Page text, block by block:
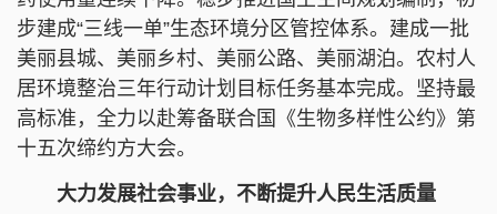
步建成“三线一单”生态环境分区管控体系。建成一批
美丽县城、美丽乡村、美丽公路、美丽湖泊。农村人
居环境整治三年行动计划目标任务基本完成。坚持最
高标准，全力以赴筹备联合国《生物多样性公约》第
十五次缔约方大会。
大力发展社会事业，不断提升人民生活质量